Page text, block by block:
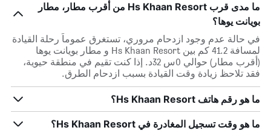
ما مدى قرب Hs Khaan Resort من أقرب مطار، مطار
بويانت يوها؟
في حالة عدم وجود ازدحام مروري، تستغرق عموماً رحلة القيادة
لمسافة 41.2 كم بين Hs Khaan Resort و مطار بويانت يوها
(أقرب مطار) حوالي 0س 32د. إذا كنت تقيم في منطقة حيوية،
فقد تلاحظ زيادة وقت القيادة بسبب ازدحام الطرق.
ما هو رقم هاتف Hs Khaan Resort؟
ما هو وقت تسجيل المغادرة في Hs Khaan Resort؟